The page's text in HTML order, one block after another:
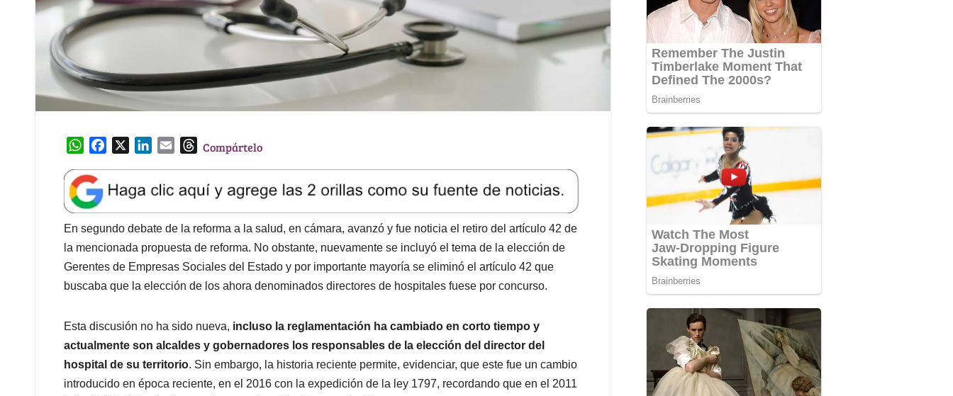
W
a
t
s
A
p
p
e
b
o
o
k
k
e
d
I
n
l
T
e
a
d
s
Compártelo
En segundo debate de la reforma a la salud, en cámara, avanzó y fue noticia el retiro del artículo 42 de
la mencionada propuesta de reforma. No obstante, nuevamente se incluyó el tema de la elección de
Gerentes de Empresas Sociales del Estado y por importante mayoría se eliminó el artículo 42 que
buscaba que la elección de los ahora denominados directores de hospitales fuese por concurso.
Esta discusión no ha sido nueva, incluso la reglamentación ha cambiado en corto tiempo y
actualmente son alcaldes y gobernadores los responsables de la elección del director del
hospital de su territorio. Sin embargo, la historia reciente permite, evidenciar, que este fue un cambio
introducido en época reciente, en el 2016 con la expedición de la ley 1797, recordando que en el 2011